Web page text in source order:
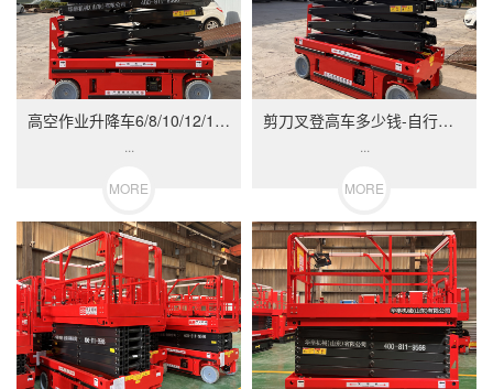
高空作业升降车6/8/10/12/14米-电动登高作业机械设
...
MORE
剪刀叉登高车多少钱-自行式高空作业升降机
...
MORE